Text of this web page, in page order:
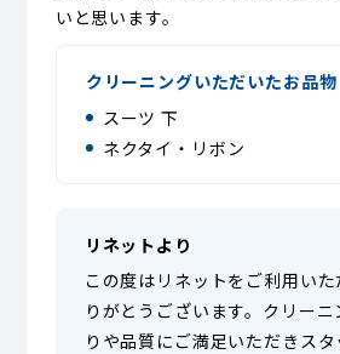
いと思います。
クリーニングいただいたお品物
スーツ 下
ネクタイ・リボン
リネットより
この度はリネットをご利用い
りがとうございます。クリー
りや品質にご満足いただきス